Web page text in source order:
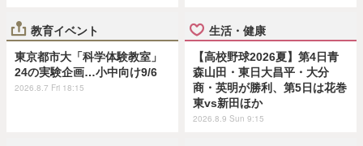
教育イベント
東京都市大「科学体験教室」
24の実験企画…小中向け9/6
2026.8.7 Fri 18:15
生活・健康
【高校野球2026夏】第4日青
森山田・東日大昌平・大分
商・英明が勝利、第5日は花巻
東vs新田ほか
2026.8.9 Sun 9:15